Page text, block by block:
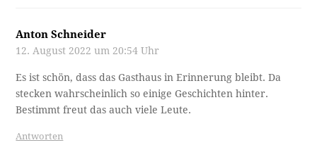
Anton Schneider
12. August 2022 um 20:54 Uhr
Es ist schön, dass das Gasthaus in Erinnerung bleibt. Da
stecken wahrscheinlich so einige Geschichten hinter.
Bestimmt freut das auch viele Leute.
Antworten